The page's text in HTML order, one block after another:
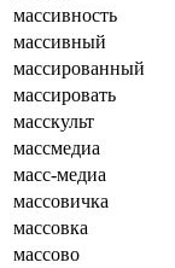
массивность
массивный
массированный
массировать
масскульт
массмедиа
масс-медиа
массовичка
массовка
массово